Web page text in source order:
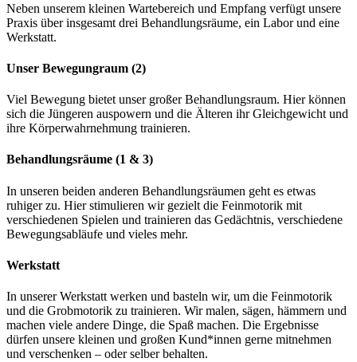
Neben unserem kleinen Wartebereich und Empfang verfügt unsere
Praxis über insgesamt drei Behandlungsräume, ein Labor und eine
Werkstatt.
Unser Bewegungraum (2)
Viel Bewegung bietet unser großer Behandlungsraum. Hier können
sich die Jüngeren auspowern und die Älteren ihr Gleichgewicht und
ihre Körperwahrnehmung trainieren.
Behandlungsräume (1 & 3)
In unseren beiden anderen Behandlungsräumen geht es etwas
ruhiger zu. Hier stimulieren wir gezielt die Feinmotorik mit
verschiedenen Spielen und trainieren das Gedächtnis, verschiedene
Bewegungsabläufe und vieles mehr.
Werkstatt
In unserer Werkstatt werken und basteln wir, um die Feinmotorik
und die Grobmotorik zu trainieren. Wir malen, sägen, hämmern und
machen viele andere Dinge, die Spaß machen. Die Ergebnisse
dürfen unsere kleinen und großen Kund*innen gerne mitnehmen
und verschenken – oder selber behalten.